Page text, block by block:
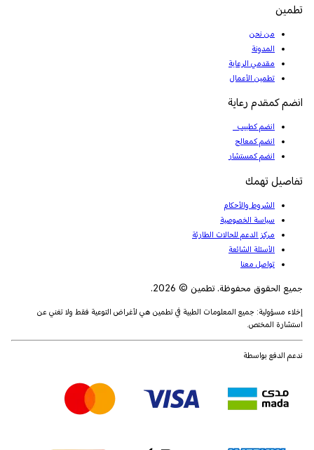
تطمين
من نحن
المدونة
مقدمي الرعاية
تطمين الأعمال
انضم كمقدم رعاية
انضم كطبيب
انضم كمعالج
انضم كمستشار
تفاصيل تهمك
الشروط والأحكام
سياسة الخصوصية
مركز الدعم للحالات الطارئة
الأسئلة الشائعة
تواصل معنا
جميع الحقوق محفوظة. تطمين © 2026.
إخلاء مسؤولية: جميع المعلومات الطبية في تطمين هي لأغراض التوعية فقط ولا تغني عن
استشارة المختص.
ندعم الدفع بواسطة